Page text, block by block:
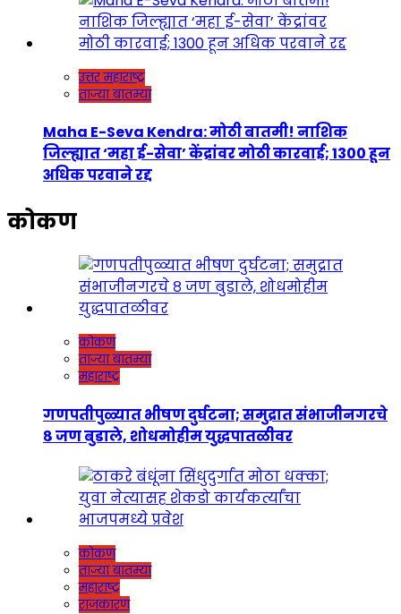
उत्तर महाराष्ट्र
ताज्या बातम्या
Maha E-Seva Kendra: मोठी बातमी! नाशिक
जिल्ह्यात ‘महा ई-सेवा’ केंद्रांवर मोठी कारवाई; 1300 हून
अधिक परवाने रद्द
कोकण
कोकण
ताज्या बातम्या
महाराष्ट्र
गणपतीपुळ्यात भीषण दुर्घटना; समुद्रात संभाजीनगरचे
८ जण बुडाले, शोधमोहीम युद्धपातळीवर
कोकण
ताज्या बातम्या
महाराष्ट्र
राजकारण